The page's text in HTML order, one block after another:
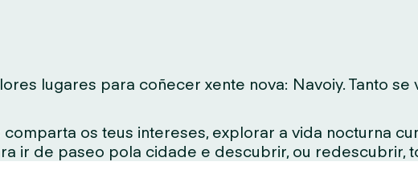
lugares para coñecer xente nova: Navoiy. Tanto
os teus intereses, explorar a vida nocturna
ir de paseo pola cidade e descubrir, ou redescubrir,